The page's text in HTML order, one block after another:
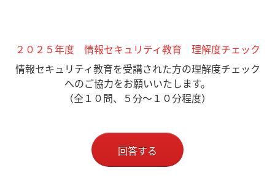
２０２５年度 情報セキュリティ教育 理解度チェック
情報セキュリティ教育を受講された方の理解度チェック
へのご協力をお願いいたします。
（全１０問、５分～１０分程度）
回答する